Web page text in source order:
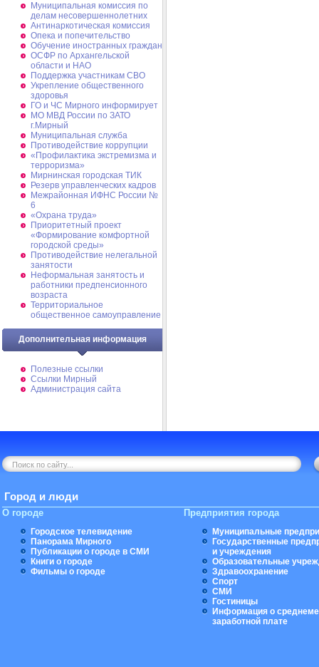
Муниципальная комиссия по
делам несовершеннолетних
Антинаркотическая комиссия
Опека и попечительство
Обучение иностранных граждан
ОСФР по Архангельской
области и НАО
Поддержка участникам СВО
Укрепление общественного
здоровья
ГО и ЧС Мирного информирует
МО МВД России по ЗАТО
г.Мирный
Муниципальная cлужба
Противодействие коррупции
«Профилактика экстремизма и
терроризма»
Мирнинская городская ТИК
Резерв управленческих кадров
Межрайонная ИФНС России №
6
«Охрана труда»
Приоритетный проект
«Формирование комфортной
городской среды»
Противодействие нелегальной
занятости
Неформальная занятость и
работники предпенсионного
возраста
Территориальное
общественное самоуправление
Дополнительная информация
Полезные ссылки
Ссылки Мирный
Администрация сайта
Город и люди
О городе
Городское телевидение
Панорама Мирного
Публикации о городе в СМИ
Книги о городе
Фильмы о городе
Предприятия города
Муниципальные
Государственные
и учреждения
Образовательные
Здравоохранение
Спорт
СМИ
Гостиницы
Информация о
заработной плате